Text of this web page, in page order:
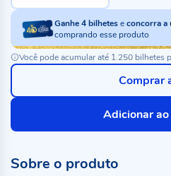
Ganhe4bilheteseconcorra a
comprando esse produto
Você pode acumular até 1.250 bilhetes
Adicionar
Comprar
Sobre o produto